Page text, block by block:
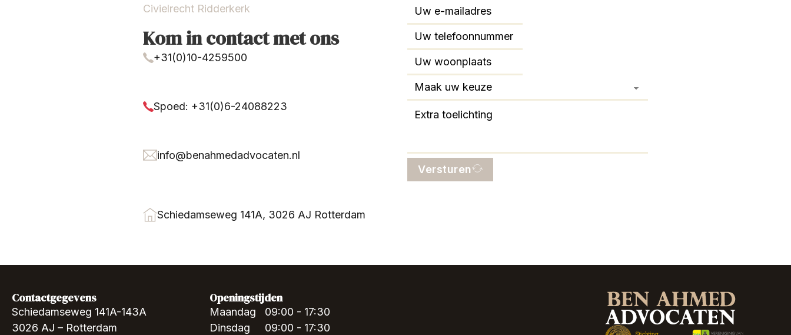
Civielrecht Ridderkerk
Kom in contact met ons
+31(0)10-4259500
Spoed: +31(0)6-24088223
info@benahmedadvocaten.nl
Schiedamseweg 141A, 3026 AJ Rotterdam
Versturen
Contactgegevens
Schiedamseweg 141A-143A
3026 AJ – Rotterdam
Openingstijden
Maandag
Dinsdag
09:00 - 17:30
09:00 - 17:30